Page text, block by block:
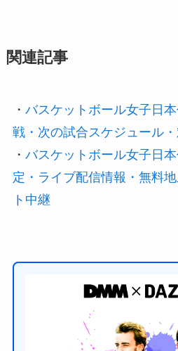
関連記事
・ バスケットボール女子日
戦・次の試合スケジュール
・ バスケットボール女子日
定・ライブ配信情報・無料
ト中継